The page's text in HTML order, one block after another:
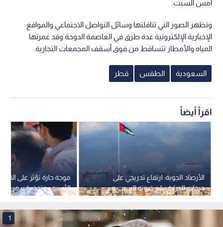
أمس السبت.
وتظهر الصور التي تناقلتها وسائل التواصل الاجتماعي والمواقع
الإخبارية الإلكترونية عدة طرق في العاصمة الدوحة وقد غمرتها
المياه والأمطار تتساقط من فوق أسقف المجمعات التجارية.
السعودية الطقس قطر
اقرأ أيضاً
موجة حارة تؤثر على
الأسبوع وتحذيرات من
المباشر للشمس
الأرصاد الجوية: ارتفاع تدريجي على
درجات الحرارة يبلغ ذروته السبت مع
استمرار الأجواء الحارة حتى الاثنين
1